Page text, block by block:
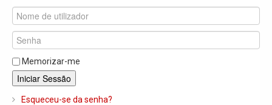
Produtos
Solar
Termoacumuladores e Depósitos de Inércia
Ar Condicionado
Memorizar-me
Iniciar Sessão
Esqueceu-se da senha?